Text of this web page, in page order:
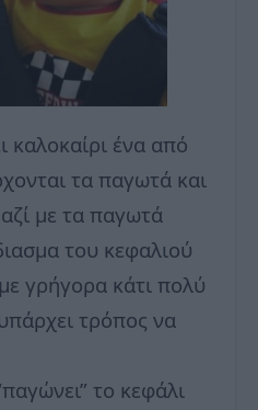
καλοκαίρι ένα από
τα παγωτά και
με τα παγωτά
του κεφαλιού
γρήγορα κάτι πολύ
τρόπος να
το κεφάλι